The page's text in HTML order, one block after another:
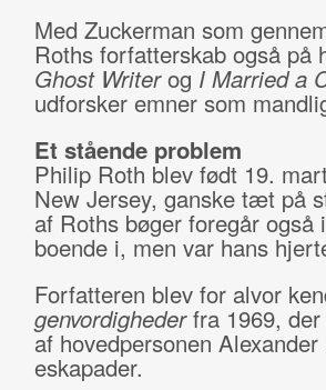
Med Zuckerman som
Roths forfatterskab også på
Ghost Writerog I Married a
udforsker emner som
Et stående problem
Philip Roth blev født 19.
New Jersey, ganske tæt på
af Roths bøger foregår
boende i, men var hans
Forfatteren blev for alvor
genvordighederfra 1969,
af hovedpersonen
eskapader.